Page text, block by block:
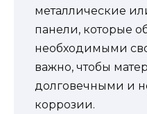
металлические
панели, которые
необходимыми
важно, чтобы
долговечными и
коррозии.